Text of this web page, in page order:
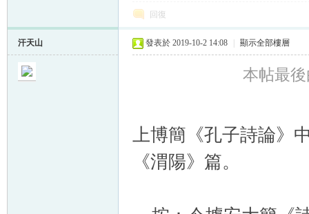
回復
汗天山 發表於 2019-10-2 14:08 顯示全部樓層
本帖最
上博簡《孔子詩論》
《渭陽》篇。